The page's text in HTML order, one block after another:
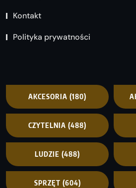
Kontakt
Polityka prywatności
AKCESORIA (180)
CZYTELNIA (488)
LUDZIE (488)
SPRZĘT (604)